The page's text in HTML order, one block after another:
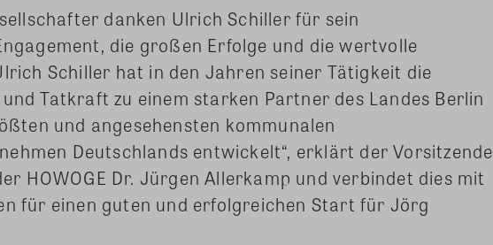
danken Ulrich Schiller für sein
die großen Erfolge und die wertvolle
Schiller hat in den Jahren seiner Tätigkeit die
und Tatkraft zu einem starken Partner des Landes Berlin
und angesehensten kommunalen
Deutschlands entwickelt“, erklärt der Vorsitzende
HOWOGE Dr. Jürgen Allerkamp und verbindet dies mit
für einen guten und erfolgreichen Start für Jörg